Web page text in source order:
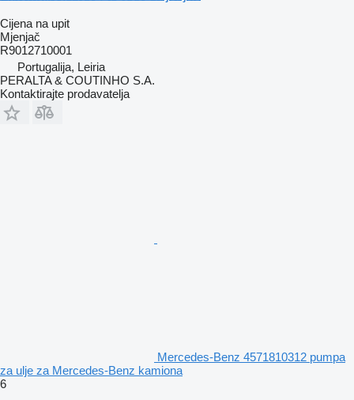
Cijena na upit
Mjenjač
R9012710001
Portugalija, Leiria
PERALTA & COUTINHO S.A.
Kontaktirajte prodavatelja
Mercedes-Benz 4571810312 pumpa
za ulje za Mercedes-Benz kamiona
6